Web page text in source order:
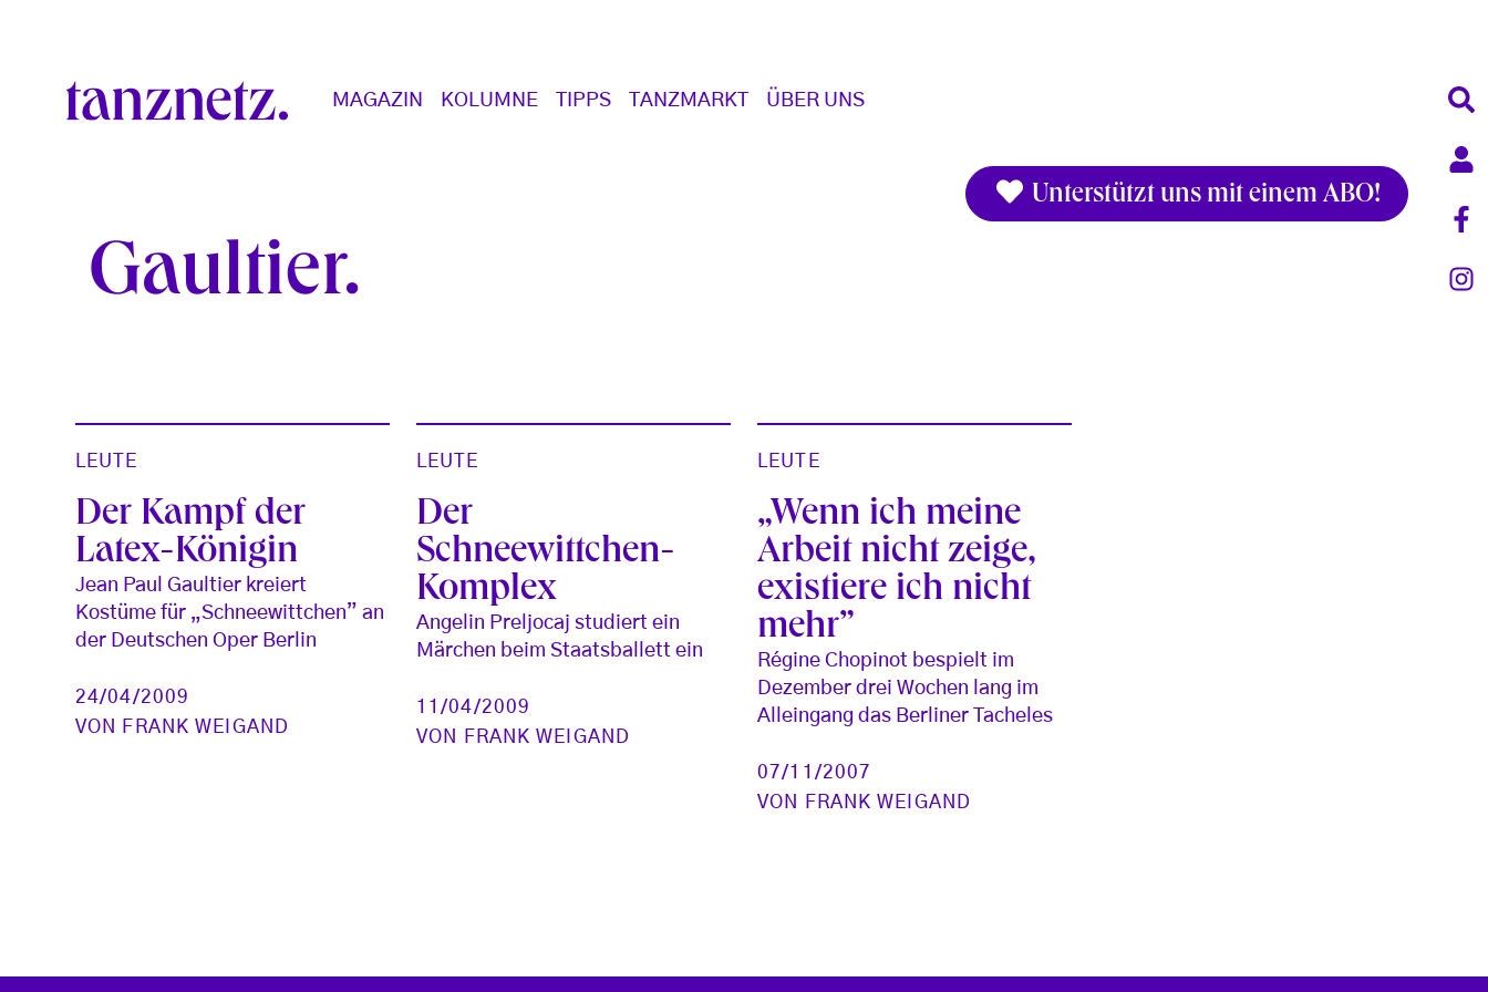
Main navigation
MAGAZIN KOLUMNE TIPPS TANZMARKT ÜBER UNS
Unterstützt uns mit einem ABO!
Gaultier
LEUTE
Der Kampf der
Latex-Königin
Jean Paul Gaultier kreiert
Kostüme für „Schneewittchen” an
der Deutschen Oper Berlin
24/04/2009
VON
FRANK WEIGAND
LEUTE
Der
Schneewittchen-
Komplex
Angelin Preljocaj studiert ein
Märchen beim Staatsballett ein
11/04/2009
VON
FRANK WEIGAND
LEUTE
„Wenn ich meine
Arbeit nicht zeige,
existiere ich nicht
mehr”
Régine Chopinot bespielt im
Dezember drei Wochen lang im
Alleingang das Berliner Tacheles
07/11/2007
VON
FRANK WEIGAND